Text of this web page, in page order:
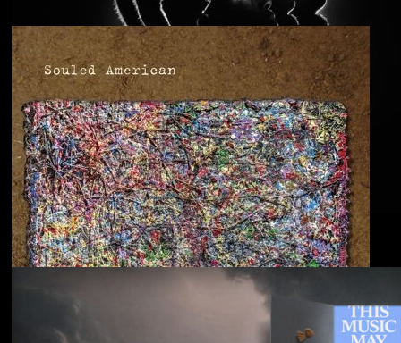
You’re Free to Go
Blu & Exile
Time Heals Everything